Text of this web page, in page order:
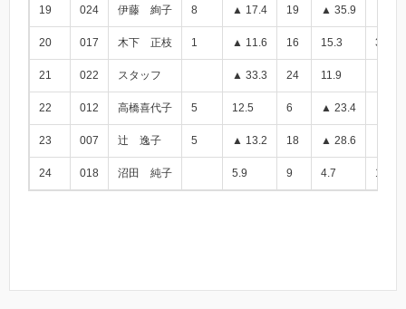
19 024 伊藤 絢子 8 ▲ 17.4 19 ▲ 35.9
20 017 木下 正枝 1 ▲ 11.6 16 15.3 3.7
21 022 スタッフ ▲ 33.3 24 11.9
22 012 高橋喜代子 5 12.5 6 ▲ 23.4
23 007 辻 逸子 5 ▲ 13.2 18 ▲ 28.6
24 018 沼田 純子 5.9 9 4.7 10.6